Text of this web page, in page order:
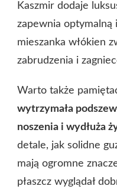
Kaszmir dodaje
zapewnia optymalną
mieszanka włókien
zabrudzenia i
Warto także
wytrzymała
noszenia i wydłuża
detale, jak solidne
mają ogromne
płaszcz wyglądał